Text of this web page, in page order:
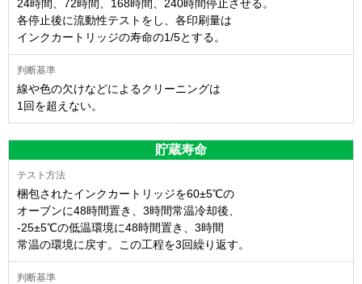
24時間、72時間、168時間、240時間停止させる。
各停止後に流動性テストをし、各印刷量は
インクカートリッジの寿命の1/5とする。
線や色の欠けなどによるクリーニングは
1回を超えない。
貯蔵寿命
梱包されたインクカートリッジを60±5℃の
オーブンに48時間置き、3時間常温冷却後、
-25±5℃の低温環境に48時間置き、3時間
常温の環境に戻す。この工程を3回繰り返す。